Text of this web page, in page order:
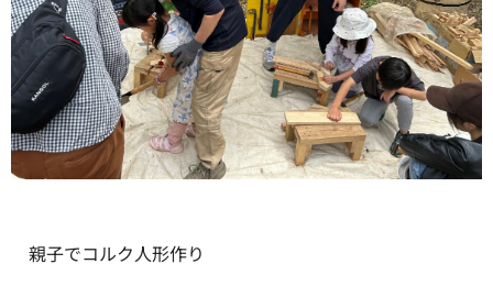
親子でコルク人形作り